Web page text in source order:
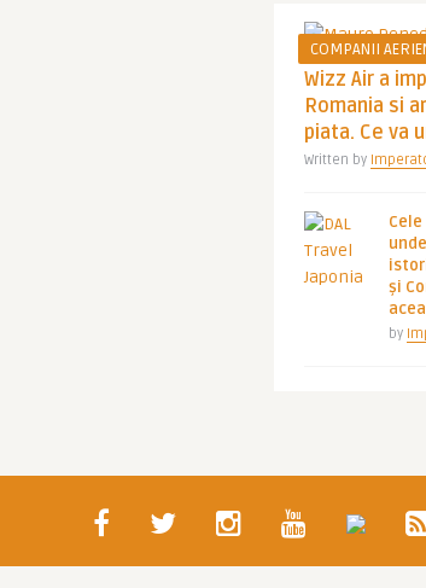
COMPANII
Wizz Air a
Romania si
piata. Ce va
Written by
și
by